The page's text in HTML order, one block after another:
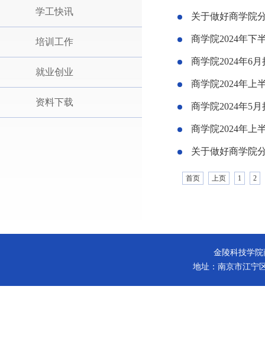
学工快讯
培训工作
就业创业
资料下载
关于做好商学院
商学院2024年下
商学院2024年6
商学院2024年上
商学院2024年5
商学院2024年上
关于做好商学院
首页 上页 1 2
金陵科技学院
地址：南京市江宁